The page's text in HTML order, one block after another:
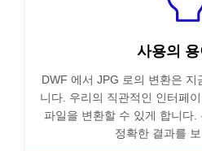
사용의
DWF 에서 JPG 로의 변환은
니다. 우리의 직관적인 인터페
파일을 변환할 수 있게 합니다.
정확한 결과를